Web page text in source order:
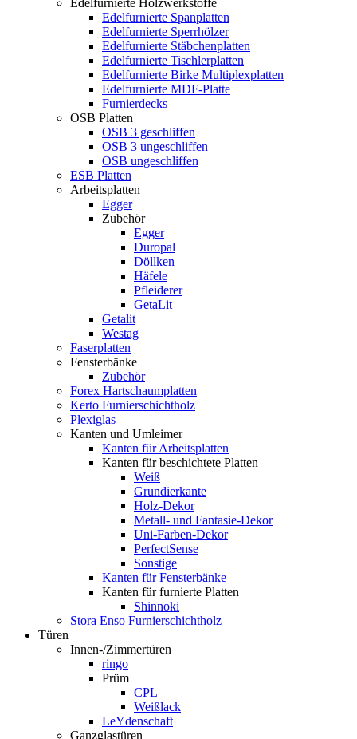
Edelfurnierte Spanplatten
Edelfurnierte Sperrhölzer
Edelfurnierte Stäbchenplatten
Edelfurnierte Tischlerplatten
Edelfurnierte Birke Multiplexplatten
Edelfurnierte MDF-Platte
Furnierdecks
OSB Platten
OSB 3 geschliffen
OSB 3 ungeschliffen
OSB ungeschliffen
ESB Platten
Arbeitsplatten
Egger
Zubehör
Egger
Duropal
Döllken
Häfele
Pfleiderer
GetaLit
Getalit
Westag
Faserplatten
Fensterbänke
Zubehör
Forex Hartschaumplatten
Kerto Furnierschichtholz
Plexiglas
Kanten und Umleimer
Kanten für Arbeitsplatten
Kanten für beschichtete Platten
Weiß
Grundierkante
Holz-Dekor
Metall- und Fantasie-Dekor
Uni-Farben-Dekor
PerfectSense
Sonstige
Kanten für Fensterbänke
Kanten für furnierte Platten
Shinnoki
Stora Enso Furnierschichtholz
Türen
Innen-/Zimmertüren
ringo
Prüm
CPL
Weißlack
LeYdenschaft
Ganzglastüren